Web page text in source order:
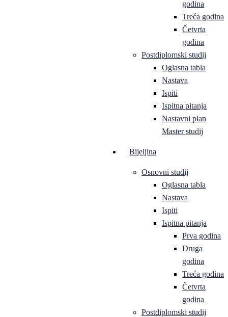
godina
Treća godina
Četvrta
godina
Postdiplomski studij
Oglasna tabla
Nastava
Ispiti
Ispitna pitanja
Nastavni plan
Master studij
Bijeljina
Osnovni studij
Oglasna tabla
Nastava
Ispiti
Ispitna pitanja
Prva godina
Druga
godina
Treća godina
Četvrta
godina
Postdiplomski studij